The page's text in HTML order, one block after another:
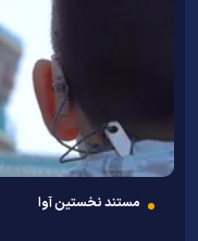
مستند نخستین آوا